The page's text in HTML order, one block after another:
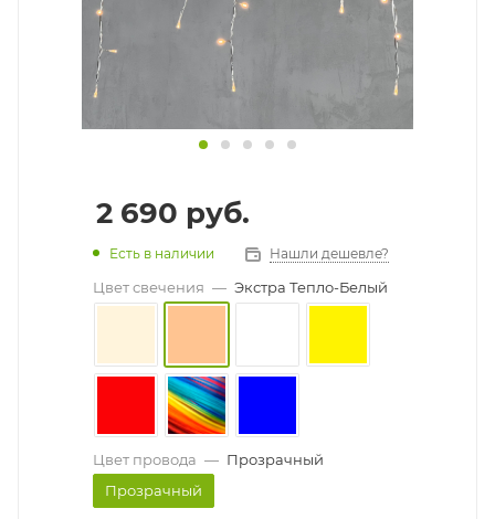
2 690 руб.
Есть в наличии Нашли дешевле?
Цвет свечения — Экстра Тепло-Белый
Цвет провода — Прозрачный
Прозрачный